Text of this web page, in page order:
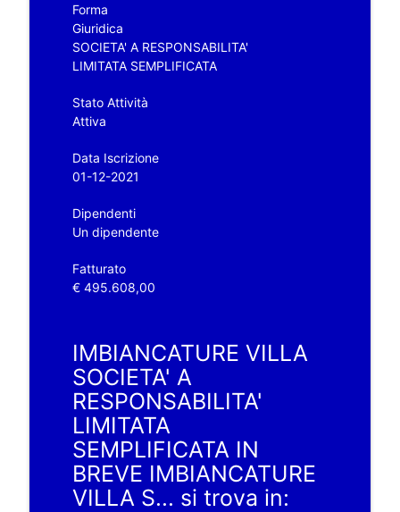
Forma
Giuridica
SOCIETA' A RESPONSABILITA'
LIMITATA SEMPLIFICATA
Stato Attività
Attiva
Data Iscrizione
01-12-2021
Dipendenti
Un dipendente
Fatturato
€ 495.608,00
IMBIANCATURE VILLA
SOCIETA' A
RESPONSABILITA'
LIMITATA
SEMPLIFICATA IN
BREVE IMBIANCATURE
VILLA S... si trova in: